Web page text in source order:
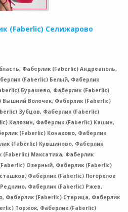
(Faberlic) Селижарово
Фаберлик (Faberlic) Андреаполь,
(Faberlic) Белый, Фаберлик
Бурашево, Фаберлик (Faberlic)
Вышний Волочек, Фаберлик (Faberlic)
Зубцов, Фаберлик (Faberlic)
Калязин, Фаберлик (Faberlic) Кашин,
(Faberlic) Конаково, Фаберлик
(Faberlic) Кувшиново, Фаберлик
(Faberlic) Максатиха, Фаберлик
Озерный, Фаберлик (Faberlic)
Фаберлик (Faberlic) Погорелое
Фаберлик (Faberlic) Ржев,
Фаберлик (Faberlic) Старица, Фаберлик
Торжок, Фаберлик (Faberlic)